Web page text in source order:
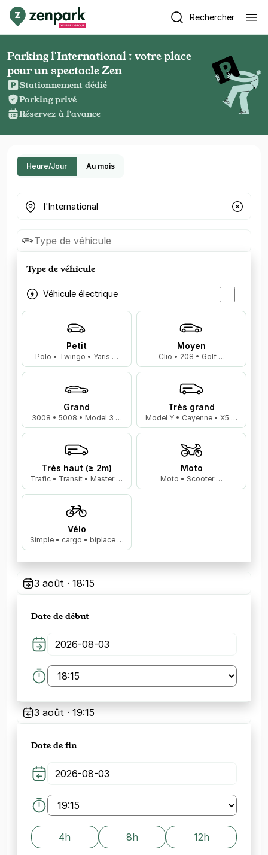
Rechercher
Parking l'International : votre place
pour un spectacle Zen
Stationnement dédié
Parking privé
Réservez à l'avance
Heure/Jour Au mois
Où cherchez-vous un parking ?
Type de véhicule
Type de véhicule
Véhicule électrique
Petit
Polo • Twingo • Yaris …
Moyen
Clio • 208 • Golf …
Grand
3008 • 5008 • Model 3 …
Très grand
Model Y • Cayenne • X5 …
Très haut (≥ 2m)
Trafic • Transit • Master …
Moto
Moto • Scooter …
Vélo
Simple • cargo • biplace …
3 août · 18:15
Date de début
3 août · 19:15
Date de fin
4h 8h 12h